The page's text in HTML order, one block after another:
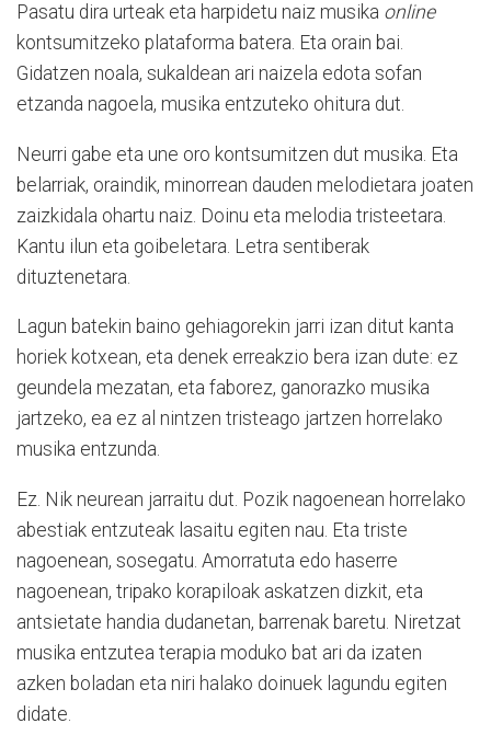
Pasatu dira urteak eta harpidetu naiz musika online
kontsumitzeko plataforma batera. Eta orain bai.
Gidatzen noala, sukaldean ari naizela edota sofan
etzanda nagoela, musika entzuteko ohitura dut.
Neurri gabe eta une oro kontsumitzen dut musika. Eta
belarriak, oraindik, minorrean dauden melodietara joaten
zaizkidala ohartu naiz. Doinu eta melodia tristeetara.
Kantu ilun eta goibeletara. Letra sentiberak
dituztenetara.
Lagun batekin baino gehiagorekin jarri izan ditut kanta
horiek kotxean, eta denek erreakzio bera izan dute: ez
geundela mezatan, eta faborez, ganorazko musika
jartzeko, ea ez al nintzen tristeago jartzen horrelako
musika entzunda.
Ez. Nik neurean jarraitu dut. Pozik nagoenean horrelako
abestiak entzuteak lasaitu egiten nau. Eta triste
nagoenean, sosegatu. Amorratuta edo haserre
nagoenean, tripako korapiloak askatzen dizkit, eta
antsietate handia dudanetan, barrenak baretu. Niretzat
musika entzutea terapia moduko bat ari da izaten
azken boladan eta niri halako doinuek lagundu egiten
didate.